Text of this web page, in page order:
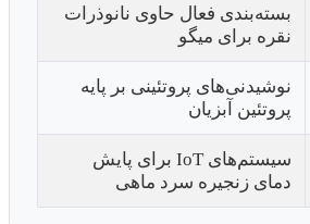
بسته‌بندی فعال حاوی نانوذرات
نقره برای میگو
نوشیدنی‌های پروتئینی بر پایه
پروتئین آبزیان
سیستم‌های IoT برای پایش
دمای زنجیره سرد ماهی